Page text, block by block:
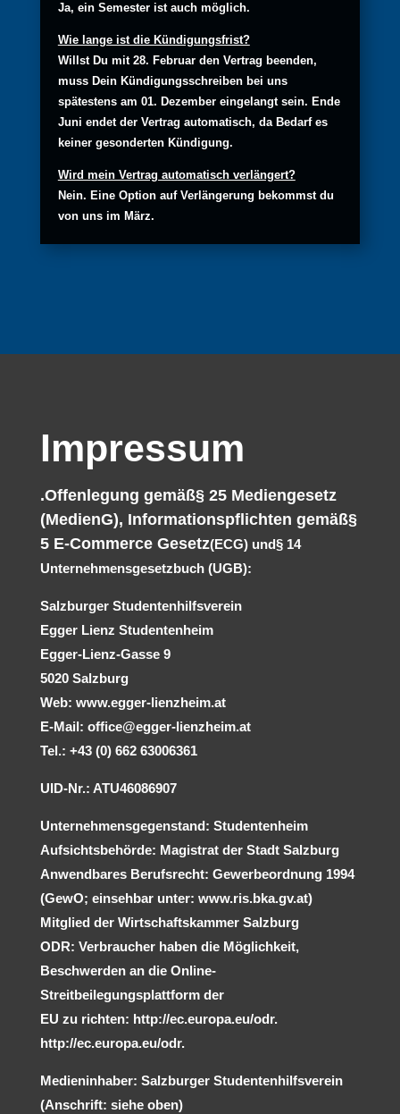
Ja, ein Semester ist auch möglich.
Wie lange ist die Kündigungsfrist?
Willst Du mit 28. Februar den Vertrag beenden,
muss Dein Kündigungsschreiben bei uns
spätestens am 01. Dezember eingelangt sein. Ende
Juni endet der Vertrag automatisch, da Bedarf es
keiner gesonderten Kündigung.
Wird mein Vertrag automatisch verlängert?
Nein. Eine Option auf Verlängerung bekommst du
von uns im März.
Impressum
.Offenlegung gemäß§ 25 Mediengesetz
(MedienG), Informationspflichten gemäß§
5 E-Commerce Gesetz(ECG) und§ 14
Unternehmensgesetzbuch (UGB):
Salzburger Studentenhilfsverein
Egger Lienz Studentenheim
Egger-Lienz-Gasse 9
5020 Salzburg
Web: www.egger-lienzheim.at
E-Mail: office@egger-lienzheim.at
Tel.: +43 (0) 662 63006361
UID-Nr.: ATU46086907
Unternehmensgegenstand: Studentenheim
Aufsichtsbehörde: Magistrat der Stadt Salzburg
Anwendbares Berufsrecht: Gewerbeordnung 1994
(GewO; einsehbar unter: www.ris.bka.gv.at)
Mitglied der Wirtschaftskammer Salzburg
ODR: Verbraucher haben die Möglichkeit,
Beschwerden an die Online-
Streitbeilegungsplattform der
EU zu richten: http://ec.europa.eu/odr.
http://ec.europa.eu/odr.
Medieninhaber: Salzburger Studentenhilfsverein
(Anschrift: siehe oben)